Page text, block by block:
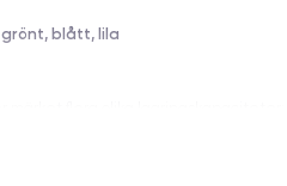
blått, lila